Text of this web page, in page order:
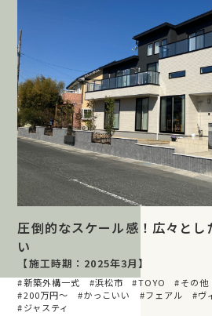
圧倒的なスケール感！広々とし
い
【施工時期：2025年3月】
新築外構一式 浜松市 TOYO その他
200万円〜
かっこいい フェアル ヴ
ジャスティ